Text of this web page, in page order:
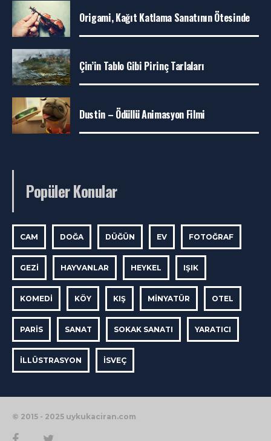
Origami, Kağıt Katlama Sanatının Ötesinde
Çin’in Tablo Gibi Pirinç Tarlaları
Dustin – Ödüllü Animasyon Filmi
Popüler Konular
CAM DOĞA DÜĞÜN EV FOTOĞRAF
GEZI HAYVANLAR HEYKEL IŞIK
KOMEDI KÖY KIŞ MINYATÜR OTEL
PARIS SANAT SOKAK SANATI YARATICI
İLLÜSTRASYON İSVEÇ
© 2015 - 2025 uykukaciran.com